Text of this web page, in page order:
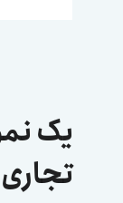
یک
تجاری BI